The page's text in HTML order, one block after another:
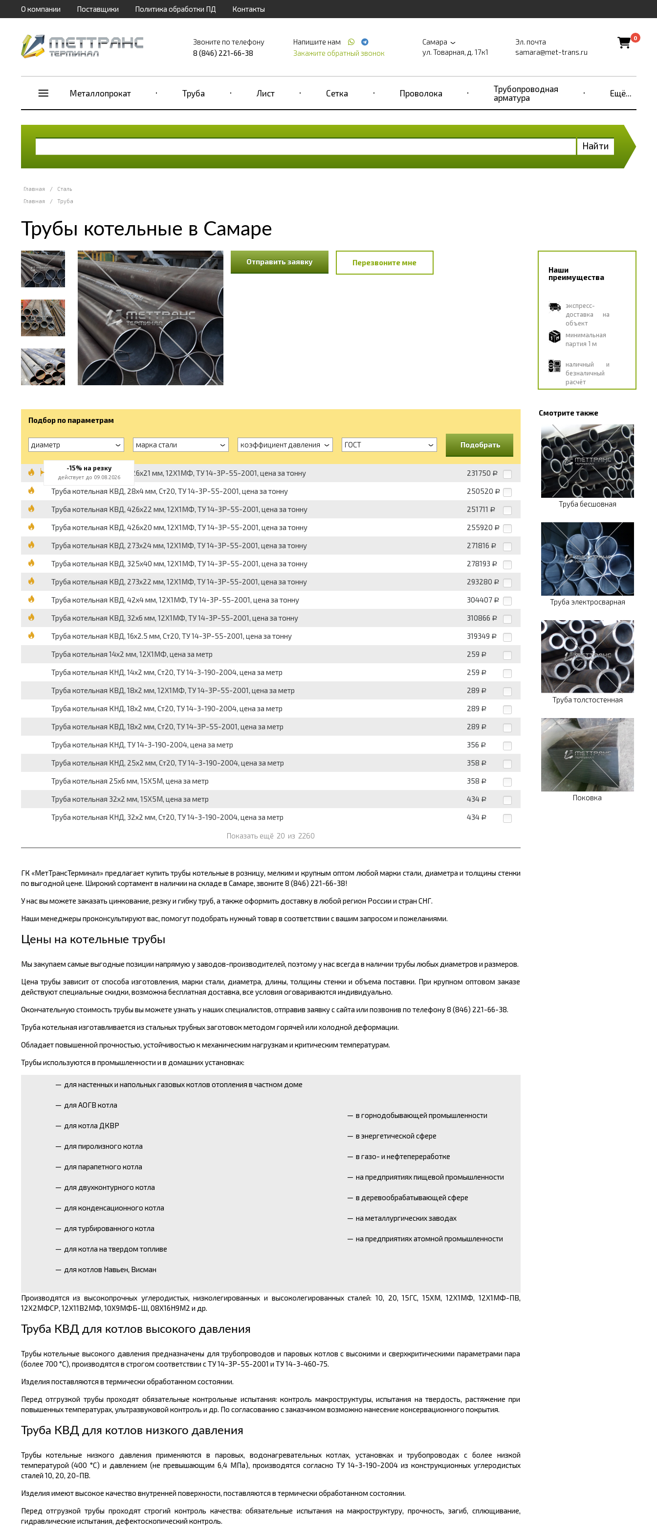
О компании Поставщики Политика обработки ПД Контакты
Звоните по телефону
8 (846) 221-66-38
Напишите нам
Закажите обратный звонок
Самара
ул. Товарная, д. 17к1
Эл. почта
samara@met-trans.ru
0
Металлопрокат Труба Лист Сетка Проволока
Трубопроводная
арматура
Ещё...
Найти
Главная /
Сталь
Главная
/ Труба
Трубы котельные в Самаре
Отправить заявку
Перезвоните мне
Наши
преимущества
экспресс-
доставка на
объект
минимальная
партия 1 м
наличный и
безналичный
расчёт
Подбор по параметрам
диаметр марка стали коэффициент давления ГОСТ Подобрать
Труба котельная КВД, 426х21 мм, 12Х1МФ, ТУ 14-3Р-55-2001, цена за тонну 231750 Р
Труба котельная КВД, 28х4 мм, Ст20, ТУ 14-3Р-55-2001, цена за тонну 250520 Р
Труба котельная КВД, 426х22 мм, 12Х1МФ, ТУ 14-3Р-55-2001, цена за тонну 251711 Р
Труба котельная КВД, 426х20 мм, 12Х1МФ, ТУ 14-3Р-55-2001, цена за тонну 255920 Р
Труба котельная КВД, 273х24 мм, 12Х1МФ, ТУ 14-3Р-55-2001, цена за тонну 271816 Р
Труба котельная КВД, 325х40 мм, 12Х1МФ, ТУ 14-3Р-55-2001, цена за тонну 278193 Р
Труба котельная КВД, 273х22 мм, 12Х1МФ, ТУ 14-3Р-55-2001, цена за тонну 293280 Р
Труба котельная КВД, 42х4 мм, 12Х1МФ, ТУ 14-3Р-55-2001, цена за тонну 304407 Р
Труба котельная КВД, 32х6 мм, 12Х1МФ, ТУ 14-3Р-55-2001, цена за тонну 310866 Р
Труба котельная КВД, 16х2.5 мм, Ст20, ТУ 14-3Р-55-2001, цена за тонну 319349 Р
Труба котельная 14х2 мм, 12Х1МФ, цена за метр 259 Р
Труба котельная КНД, 14х2 мм, Ст20, ТУ 14-3-190-2004, цена за метр 259 Р
Труба котельная КВД, 18х2 мм, 12Х1МФ, ТУ 14-3Р-55-2001, цена за метр 289 Р
Труба котельная КНД, 18х2 мм, Ст20, ТУ 14-3-190-2004, цена за метр 289 Р
Труба котельная КВД, 18х2 мм, Ст20, ТУ 14-3Р-55-2001, цена за метр 289 Р
Труба котельная КНД, ТУ 14-3-190-2004, цена за метр 356 Р
Труба котельная КНД, 25х2 мм, Ст20, ТУ 14-3-190-2004, цена за метр 358 Р
Труба котельная 25х6 мм, 15Х5М, цена за метр 358 Р
Труба котельная 32х2 мм, 15Х5М, цена за метр 434 Р
Труба котельная КНД, 32х2 мм, Ст20, ТУ 14-3-190-2004, цена за метр 434 Р
Показать ещё 20 из 2260
ГК «МетТрансТерминал» предлагает купить трубы котельные в розницу, мелким и крупным оптом любой марки стали, диаметра и толщины стенки
по выгодной цене. Широкий сортамент в наличии на складе в Самаре, звоните 8 (846) 221-66-38!
У нас вы можете заказать цинкование, резку и гибку труб, а также оформить доставку в любой регион России и стран СНГ.
Наши менеджеры проконсультируют вас, помогут подобрать нужный товар в соответствии с вашим запросом и пожеланиями.
Цены на котельные трубы
Мы закупаем самые выгодные позиции напрямую у заводов-производителей, поэтому у нас всегда в наличии трубы любых диаметров и размеров.
Цена трубы зависит от способа изготовления, марки стали, диаметра, длины, толщины стенки и объема поставки. При крупном оптовом заказе
действуют специальные скидки, возможна бесплатная доставка, все условия оговариваются индивидуально.
Окончательную стоимость трубы вы можете узнать у наших специалистов, отправив заявку с сайта или позвонив по телефону 8 (846) 221-66-38.
Труба котельная изготавливается из стальных трубных заготовок методом горячей или холодной деформации.
Обладает повышенной прочностью, устойчивостью к механическим нагрузкам и критическим температурам.
Трубы используются в промышленности и в домашних установках:
для настенных и напольных газовых котлов отопления в частном доме
для АОГВ котла
для котла ДКВР
для пиролизного котла
для парапетного котла
для двухконтурного котла
для конденсационного котла
для турбированного котла
для котла на твердом топливе
для котлов Навьен, Висман
в горнодобывающей промышленности
в энергетической сфере
в газо- и нефтепереработке
на предприятиях пищевой промышленности
в деревообрабатывающей сфере
на металлургических заводах
на предприятиях атомной промышленности
Производятся из высокопрочных углеродистых, низколегированных и высоколегированных сталей: 10, 20, 15ГС, 15ХМ, 12Х1МФ, 12Х1МФ-ПВ,
12Х2МФСР, 12Х11В2МФ, 10Х9МФБ-Ш, 08Х16Н9М2 и др.
Труба КВД для котлов высокого давления
Трубы котельные высокого давления предназначены для трубопроводов и паровых котлов с высокими и сверхкритическими параметрами пара
(более 700 °С), производятся в строгом соответствии с ТУ 14-3Р-55-2001 и ТУ 14-3-460-75.
Изделия поставляются в термически обработанном состоянии.
Перед отгрузкой трубы проходят обязательные контрольные испытания: контроль макроструктуры, испытания на твердость, растяжение при
повышенных температурах, ультразвуковой контроль и др. По согласованию с заказчиком возможно нанесение консервационного покрытия.
Труба КВД для котлов низкого давления
Трубы котельные низкого давления применяются в паровых, водонагревательных котлах, установках и трубопроводах с более низкой
температурой (400 °С) и давлением (не превышающим 6,4 МПа), производятся согласно ТУ 14-3-190-2004 из конструкционных углеродистых
сталей 10, 20, 20-ПВ.
Изделия имеют высокое качество внутренней поверхности, поставляются в термически обработанном состоянии.
Перед отгрузкой трубы проходят строгий контроль качества: обязательные испытания на макроструктуру, прочность, загиб, сплющивание,
гидравлические испытания, дефектоскопический контроль.
Смотрите также
Труба бесшовная
Труба электросварная
Труба толстостенная
Поковка
-15% на резку
действует до 09.08.2026